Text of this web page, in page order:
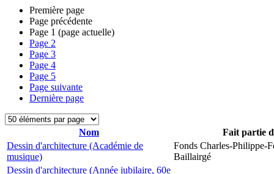
Première page
Page précédente
Page 1 (page actuelle)
Page 2
Page 3
Page 4
Page 5
Page suivante
Dernière page
Nom
Fait partie
Dessin d'architecture (Académie de
musique)
Fonds Charles-Philippe-
Baillairgé
Dessin d'architecture (Année jubilaire, 60e